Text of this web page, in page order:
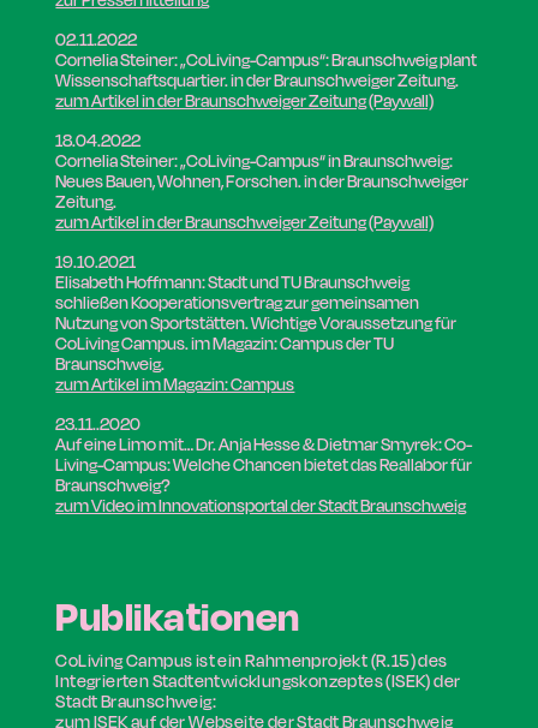
02.11.2022
Cornelia Steiner:„CoLiving-Campus“: Braunschweig plant
Wissenschaftsquartier.in der Braunschweiger Zeitung.
zum Artikel in der Braunschweiger Zeitung (Paywall)
18.04.2022
Cornelia Steiner: „CoLiving-Campus“ in Braunschweig:
Neues Bauen, Wohnen, Forschen. in der Braunschweiger
Zeitung.
zum Artikel in der Braunschweiger Zeitung (Paywall)
19.10.2021
Elisabeth Hoffmann: Stadt und TU Braunschweig
schließen Kooperationsvertrag zur gemeinsamen
Nutzung von Sportstätten. Wichtige Voraussetzung für
CoLiving Campus. im Magazin: Campus der TU
Braunschweig.
zum Artikel im Magazin: Campus
23.11..2020
Auf eine Limo mit… Dr. Anja Hesse & Dietmar Smyrek: Co-
Living-Campus: Welche Chancen bietet das Reallabor für
Braunschweig?
zum Video im Innovationsportal der Stadt Braunschweig
Publikationen
CoLiving Campus ist ein Rahmenprojekt (R.15) des
Integrierten Stadtentwicklungskonzeptes (ISEK) der
Stadt Braunschweig:
zum ISEK auf der Webseite der Stadt Braunschweig